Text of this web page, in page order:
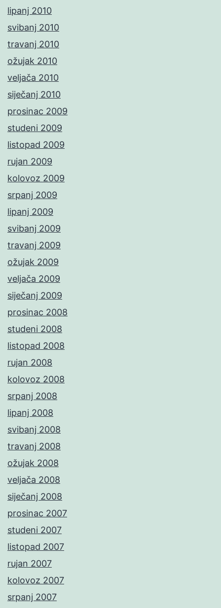
lipanj 2010
svibanj 2010
travanj 2010
ožujak 2010
veljača 2010
siječanj 2010
prosinac 2009
studeni 2009
listopad 2009
rujan 2009
kolovoz 2009
srpanj 2009
lipanj 2009
svibanj 2009
travanj 2009
ožujak 2009
veljača 2009
siječanj 2009
prosinac 2008
studeni 2008
listopad 2008
rujan 2008
kolovoz 2008
srpanj 2008
lipanj 2008
svibanj 2008
travanj 2008
ožujak 2008
veljača 2008
siječanj 2008
prosinac 2007
studeni 2007
listopad 2007
rujan 2007
kolovoz 2007
srpanj 2007